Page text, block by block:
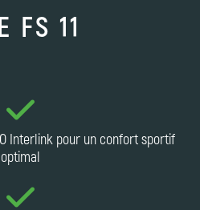
FS 11
Interlink pour un confort sportif
optimal